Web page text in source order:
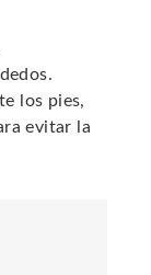
los pies,
evitar la